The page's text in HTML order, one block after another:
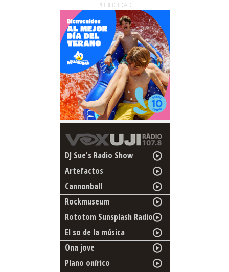
PUBLICIDAD
DJ Sue's Radio Show
Artefactos
Cannonball
Rockmuseum
Rototom Sunsplash Radio
El so de la música
Ona jove
Plano onírico